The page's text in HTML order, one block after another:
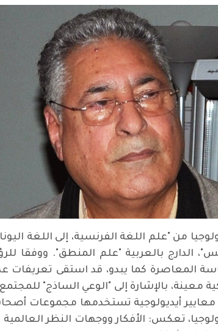
من "علم اللغة الفرنسية، إلى اللغة
الدارج بالعربية "علم المنطق". ووفقا
المعاصرة كما يبدو، قد استقى تعريفات
معينة، بالإشارة إلى "الوعي الساذج"
أيديولوجية تستخدمها مجموعات أصحاب
تعكس: الأفكار ووجهات النظر